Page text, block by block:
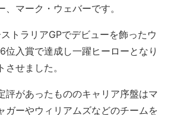
、マーク・ウェバーです。
トラリアGPでデビューを飾ったウ
位入賞で達成し一躍ヒーローとなり
せました。
評があったもののキャリア序盤はマ
ガーやウィリアムズなどのチームを